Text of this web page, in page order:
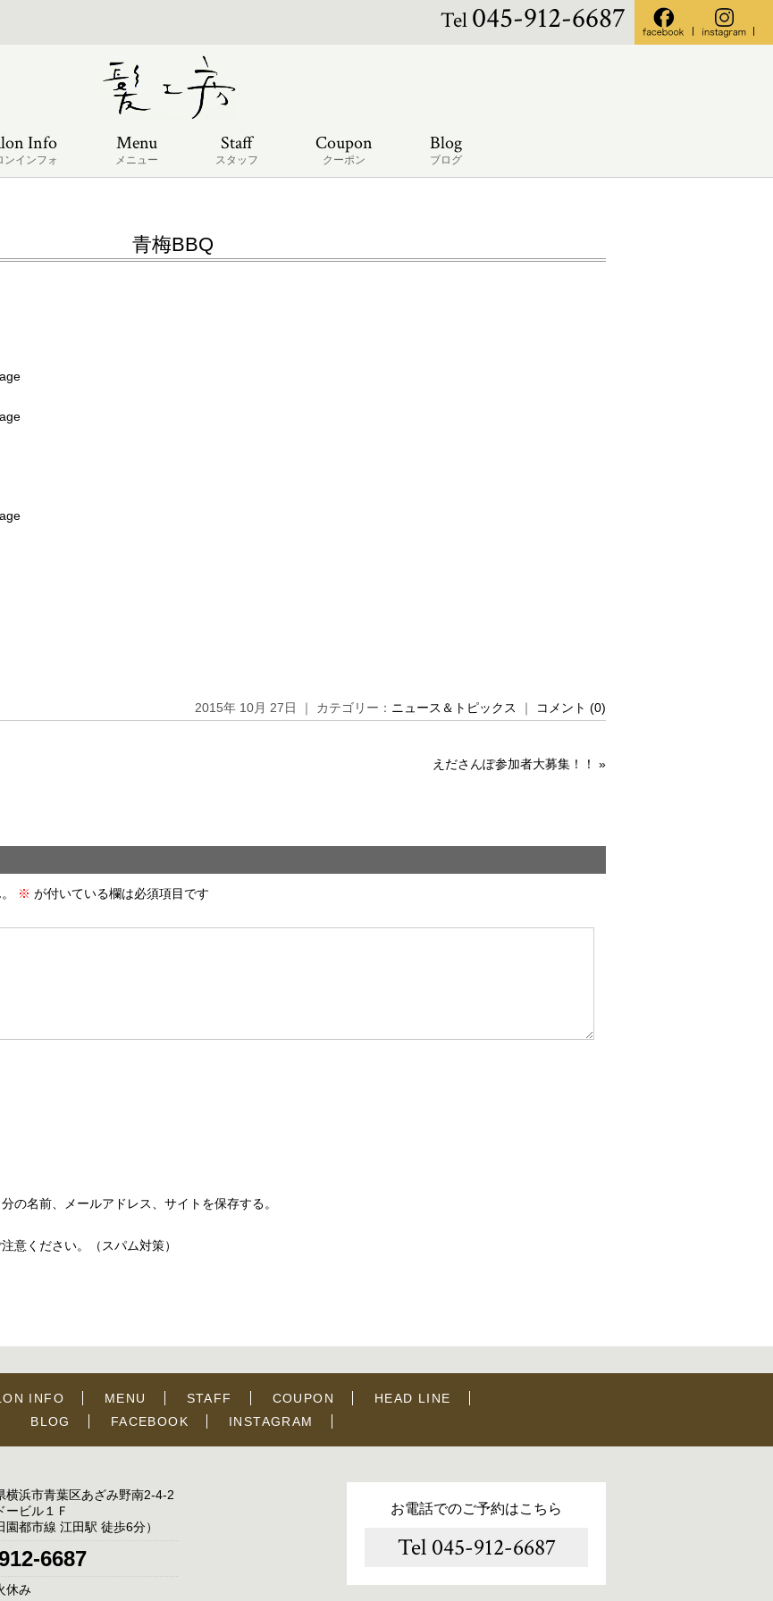
Tel045-912-6687
Info
ンインフォ
Menu
メニュー
Staff
スタッフ
Coupon
クーポン
Blog
ブログ
青梅BBQ
2015年 10月 27日 ｜ カテゴリー： ニュース＆トピックス ｜ コメント (0)
えださんぽ参加者大募集！！ »
※ が付いている欄は必須項目です
の名前、メールアドレス、サイトを保存する。
意ください。（スパム対策）
INFO MENU STAFF COUPON
HEAD LINE
BLOG
FACEBOOK INSTAGRAM
横浜市青葉区あざみ野南2-4-2
ービル１Ｆ
園都市線 江田駅 徒歩6分）
6687
休み
お電話でのご予約はこちら
Tel 045-912-6687